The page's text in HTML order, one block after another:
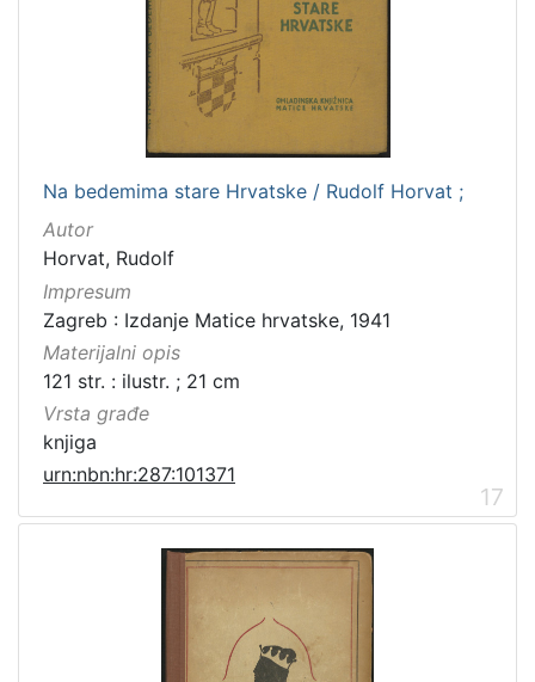
Na bedemima stare Hrvatske / Rudolf Horvat ;
Autor
Horvat, Rudolf
Impresum
Zagreb : Izdanje Matice hrvatske, 1941
Materijalni opis
121 str. : ilustr. ; 21 cm
Vrsta građe
knjiga
urn:nbn:hr:287:101371
17